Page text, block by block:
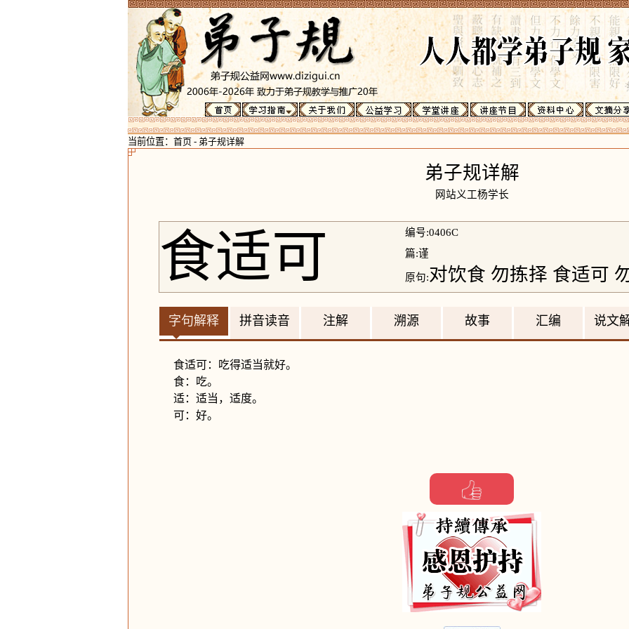
当前位置： 首页 - 弟子规详解
弟子规详解
网站义工杨学长
食适可
编号:0406C
篇:谨
原句:对饮食 勿拣择 食适可
字句解释 拼音读音 注解 溯源 故事 汇编 说文
食适可：吃得适当就好。
食：吃。
适：适当，适度。
可：好。